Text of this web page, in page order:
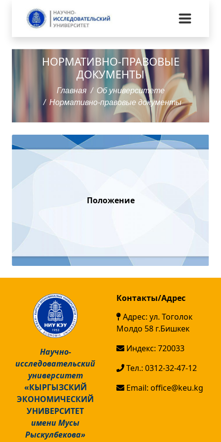
НОРМАТИВНО-ПРАВОВЫЕ
ДОКУМЕНТЫ
Главная
Об университете
Нормативно-правовые документы
Положение
Научно-
исследовательский
университет
«КЫРГЫЗСКИЙ
ЭКОНОМИЧЕСКИЙ
УНИВЕРСИТЕТ
имени Мусы
Рыскулбекова»
Контакты/Адрес
Адрес: ул. Тоголок
Молдо 58 г.Бишкек
Индекс: 720033
Тел.: 0312-32-47-12
Email: office@keu.kg